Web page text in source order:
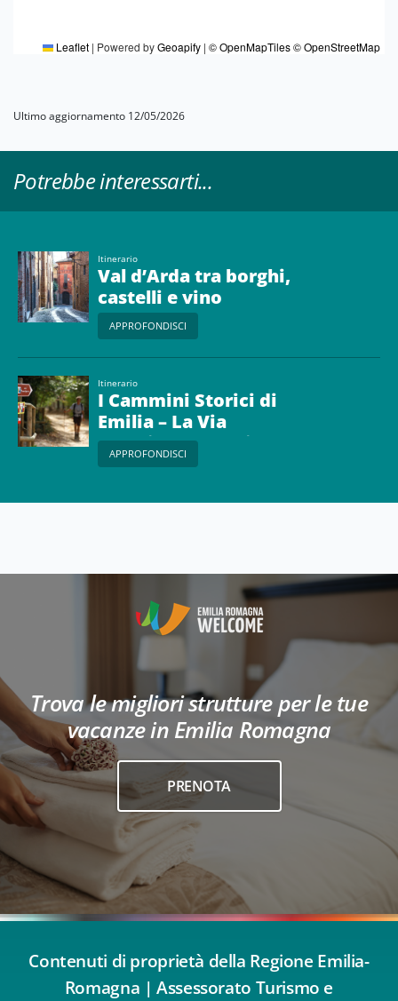
Leaflet | Powered byGeoapify | © OpenMapTiles© OpenStreetMap
Ultimo aggiornamento 12/05/2026
Potrebbe interessarti...
Itinerario
Val d’Arda tra borghi,
castelli e vino
APPROFONDISCI
Itinerario
I Cammini Storici di
Emilia – La Via
Francigena, da Piacenza
al Passo della Cisa
APPROFONDISCI
Trova le migliori strutture per le tue
vacanze in Emilia Romagna
PRENOTA
Contenuti di proprietà della Regione Emilia-
Romagna | Assessorato Turismo e